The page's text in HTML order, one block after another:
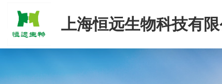
上海恒远生物科技有